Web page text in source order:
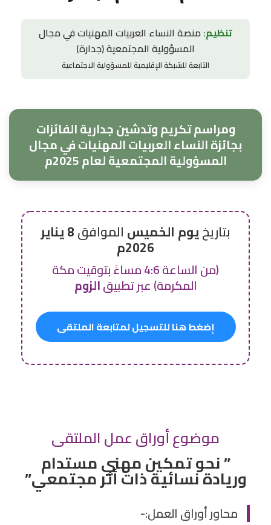
تنظيم:منصة النساء العربيات المهنيات في مجال
المسؤولية المجتمعية (جدارة)
التابعة للشبكة الإقليمية للمسؤولية الاجتماعية
ومراسم تكريم وتدشين جدارية الفائزات
بجائزة النساء العربيات المهنيات في مجال
المسؤولية المجتمعية لعام 2025م
بتاريخيوم الخميس الموافق 8 يناير
2026م
(من الساعة 4:6 مساءً بتوقيت مكة
المكرمة) عبر تطبيقالزوم
إضغط هنا للتسجيل لمتابعة الملتقى
موضوع أوراق عمل الملتقى
” نحو تمكين مهني مستدام
وريادة نسائية ذات أثر مجتمعي”
محاور أوراق العمل:-